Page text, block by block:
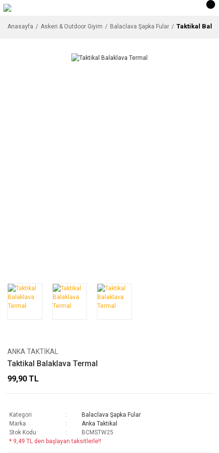
Anasayfa Askeri & Outdoor Giyim Balaclava Şapka Fular Taktikal
ANKA TAKTIKAL
Taktikal Balaklava Termal
99,90 TL
Kategori
Balaclava Şapka Fular
Marka
Anka Taktikal
Stok Kodu
BCMSTW25
* 9,49 TL den başlayan taksitlerle!!